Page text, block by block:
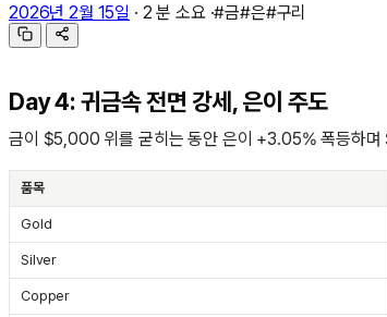
2026년 2월 15일 · 2 분 소요 ·#금#은#구리
Day 4: 귀금속 전면 강세, 은이 주도
금이 $5,000 위를 굳히는 동안 은이 +3.05% 폭등하
품목
Gold
Silver
Copper